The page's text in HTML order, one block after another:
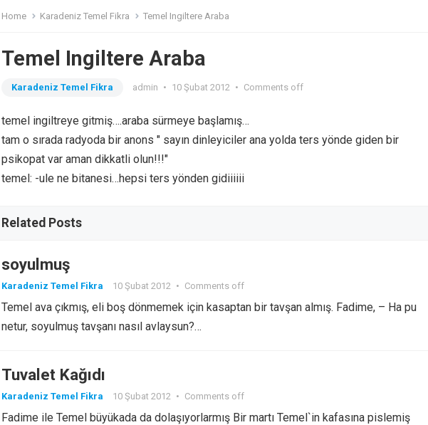
Home Karadeniz Temel Fikra Temel Ingiltere Araba
Temel Ingiltere Araba
Karadeniz Temel Fikra admin • 10 Şubat 2012 • Comments off
temel ingiltreye gitmiş….araba sürmeye başlamış…
tam o sırada radyoda bir anons " sayın dinleyiciler ana yolda ters yönde giden bir
psikopat var aman dikkatli olun!!!"
temel: -ule ne bitanesi…hepsi ters yönden gidiiiiii
Related Posts
soyulmuş
Karadeniz Temel Fikra 10 Şubat 2012 • Comments off
Temel ava çıkmış, eli boş dönmemek için kasaptan bir tavşan almış. Fadime, – Ha pu
netur, soyulmuş tavşanı nasıl avlaysun?…
Tuvalet Kağıdı
Karadeniz Temel Fikra 10 Şubat 2012 • Comments off
Fadime ile Temel büyükada da dolaşıyorlarmış Bir martı Temel`in kafasına pislemiş